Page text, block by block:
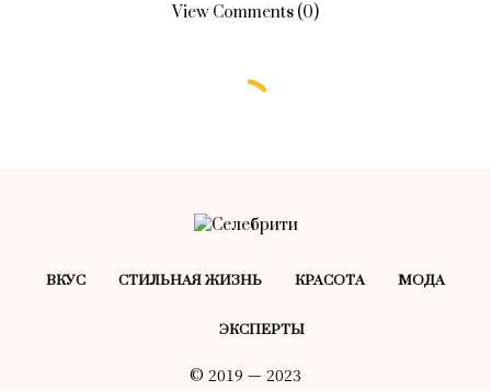
View Comments (0)
ВКУС СТИЛЬНАЯ ЖИЗНЬ КРАСОТA МОДА
ЭКСПЕРТЫ
© 2019 — 2023